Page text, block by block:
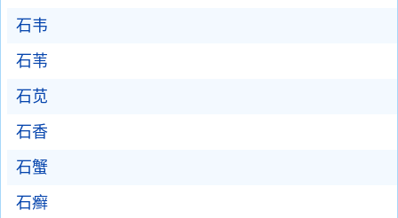
石韦
石苇
石苋
石香
石蟹
石癣